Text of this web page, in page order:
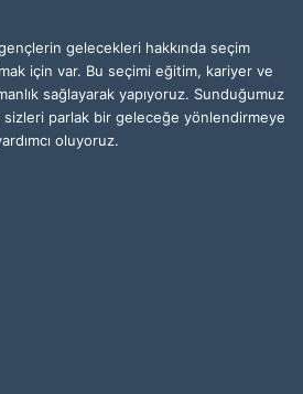
gelecekleri hakkında seçim
için var. Bu seçimi eğitim, kariyer ve
sağlayarak yapıyoruz. Sunduğumuz
sizleri parlak bir geleceğe yönlendirmeye
oluyoruz.